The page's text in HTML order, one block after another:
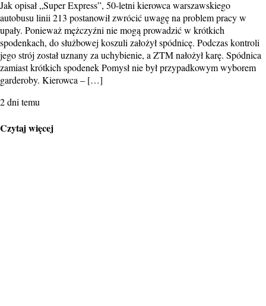
Jak opisał „Super Express”, 50-letni kierowca warszawskiego
autobusu linii 213 postanowił zwrócić uwagę na problem pracy w
upały. Ponieważ mężczyźni nie mogą prowadzić w krótkich
spodenkach, do służbowej koszuli założył spódnicę. Podczas kontroli
jego strój został uznany za uchybienie, a ZTM nałożył karę. Spódnica
zamiast krótkich spodenek Pomysł nie był przypadkowym wyborem
garderoby. Kierowca – […]
2 dni temu
Czytaj więcej